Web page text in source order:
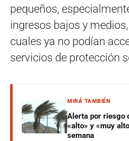
pequeños,
ingresos bajos y
cuales ya no podían
servicios de protección
MIRÁ TAMBIÉN
Alerta por riesgo
«alto» y «muy
semana